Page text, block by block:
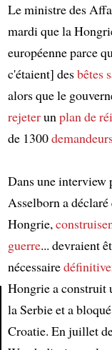
Article
Le ministre des
mardi que la
européenne parce
c'étaient] desbêtes
alors que le
rejeterunplan de
de 1300
Dans une interview
Asselborn a
Hongrie,
guerre... devraient
nécessaire
Hongrie a construit
la Serbie et a
Croatie. En juillet